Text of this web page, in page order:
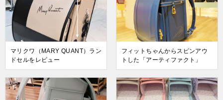
マリクワ（MARY QUANT）ラン
ドセルをレビュー
フィットちゃんからスピンアウ
トした「アーティファクト」